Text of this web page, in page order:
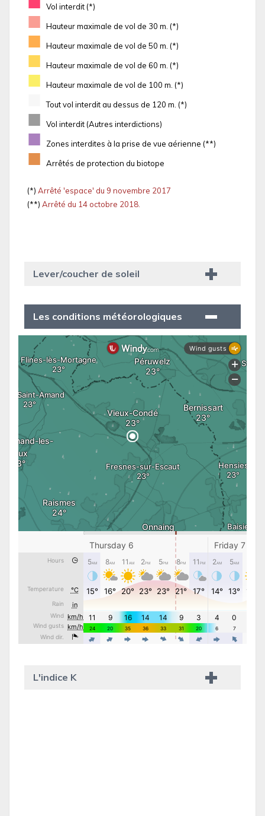
Vol interdit (*)
■ Hauteur maximale de vol de 30 m. (*)
■ Hauteur maximale de vol de 50 m. (*)
■ Hauteur maximale de vol de 60 m. (*)
■ Hauteur maximale de vol de 100 m. (*)
Tout vol interdit au dessus de 120 m. (*)
■ Vol interdit (Autres interdictions)
■ Zones interdites à la prise de vue aérienne (**)
■ Arrêtés de protection du biotope
(*) Arrêté 'espace' du 9 novembre 2017
(**) Arrêté du 14 octobre 2018.
Lever/coucher de soleil
Les conditions météorologiques
L'indice K